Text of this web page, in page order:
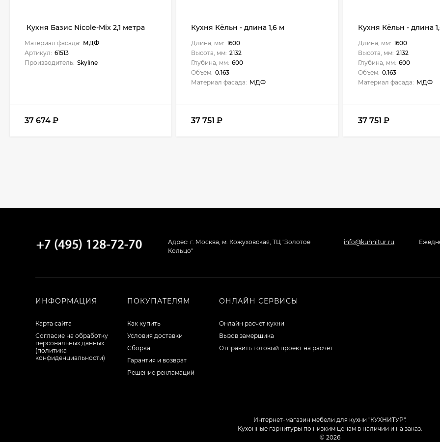
Кухня Базис Nicole-Mix 2,1 метра
Материал фасада: МДФ
Артикул: 61513
Производитель: Skyline
37 674 ₽
Кухня Кёльн - длина 1,6 м
Длина, мм: 1600
Высота, мм: 2132
Глубина, мм: 600
Объем: 0.163
Материал фасада: МДФ
37 751₽
Кухня Кёльн - длина
Длина, мм: 1600
Высота, мм: 2132
Глубина, мм: 600
Объем: 0.163
Материал фасада: МДФ
37 751 ₽
Адрес: г. Москва, м. Кожуховская, ТЦ "Золотое
Кольцо"
info@kuhnitur.ru
ИНФОРМАЦИЯ
Карта сайта
Согласие на обработку
персональных данных
(политика
конфиденциальности)
ПОКУПАТЕЛЯМ
Как купить
Условия доставки
Сборка
Гарантия и возврат
Решение рекламаций
ОНЛАЙН СЕРВИСЫ
Онлайн расчет кухни
Вызов замерщика
Отправить готовый проект на расчет
Интернет-магазин мебели для кухни "КУХНИТУР".
Кухонные гарнитуры по низким ценам в наличии и на заказ.
© 2026